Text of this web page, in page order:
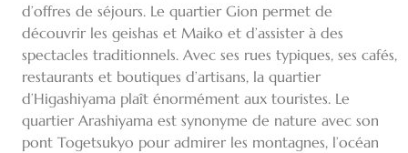
d’offres de séjours. Le quartier Gion permet de
découvrir les geishas et Maiko et d’assister à des
spectacles traditionnels. Avec ses rues typiques, ses cafés,
restaurants et boutiques d’artisans, la quartier
d’Higashiyama plaît énormément aux touristes. Le
quartier Arashiyama est synonyme de nature avec son
pont Togetsukyo pour admirer les montagnes, l’océan